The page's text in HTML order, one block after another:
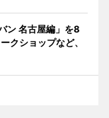
ン 名古屋編」を8
クショップなど、